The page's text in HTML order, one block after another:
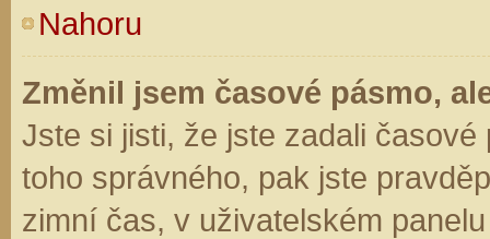
Nahoru
Změnil jsem časové pásmo,
Jste si jisti, že jste zadali
toho správného, pak jste
zimní čas, v uživatelském